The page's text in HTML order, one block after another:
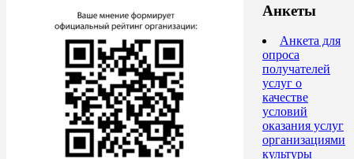
Анкеты
Анкета для
опроса
получателей
услуг о
качестве
условий
оказания услуг
организациями
культуры